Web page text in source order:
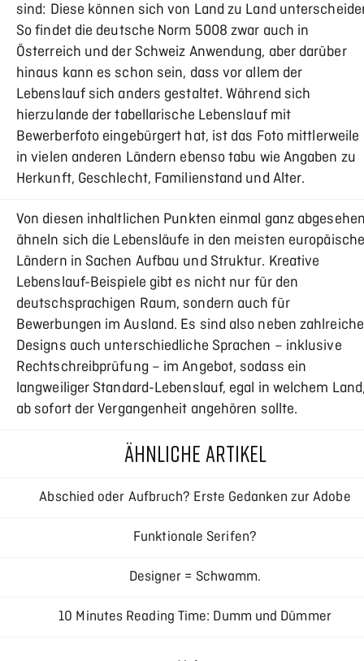
sind: Diese können sich von Land zu Land
So findet die deutsche Norm 5008 zwar auch in
Österreich und der Schweiz Anwendung, aber darüber
hinaus kann es schon sein, dass vor allem der
Lebenslauf sich anders gestaltet. Während sich
hierzulande der tabellarische Lebenslauf mit
Bewerberfoto eingebürgert hat, ist das Foto mittlerweile
in vielen anderen Ländern ebenso tabu wie Angaben zu
Herkunft, Geschlecht, Familienstand und Alter.
Von diesen inhaltlichen Punkten einmal ganz
ähneln sich die Lebensläufe in den meisten
Ländern in Sachen Aufbau und Struktur. Kreative
Lebenslauf-Beispiele gibt es nicht nur für den
deutschsprachigen Raum, sondern auch für
Bewerbungen im Ausland. Es sind also neben
Designs auch unterschiedliche Sprachen – inklusive
Rechtschreibprüfung – im Angebot, sodass ein
langweiliger Standard-Lebenslauf, egal in welchem
ab sofort der Vergangenheit angehören sollte.
ÄHNLICHE ARTIKEL
Abschied oder Aufbruch? Erste Gedanken zur Adobe
Creative Cloud
Funktionale Serifen?
Designer = Schwamm.
10 Minutes Reading Time: Dumm und Dümmer
Responsive Typography – Interview mit Oliver